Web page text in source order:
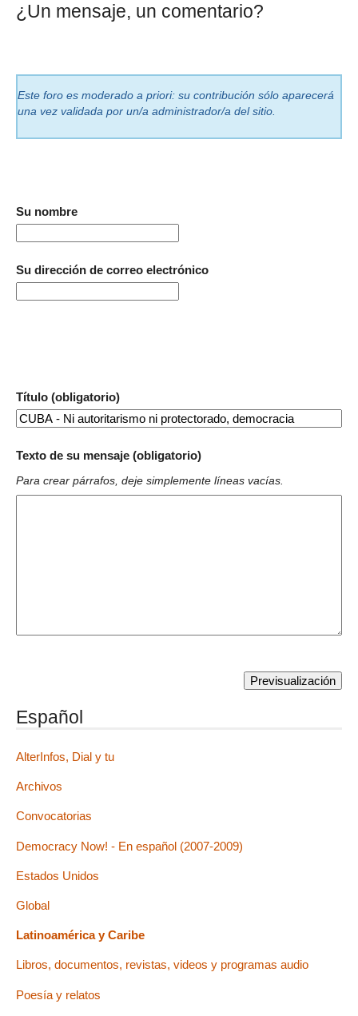
¿Un mensaje, un comentario?
Este foro es moderado a priori: su contribución sólo aparecerá
una vez validada por un/a administrador/a del sitio.
Su nombre
Su dirección de correo electrónico
Título (obligatorio)
Texto de su mensaje (obligatorio)
Para crear párrafos, deje simplemente líneas vacías.
Español
AlterInfos, Dial y tu
Archivos
Convocatorias
Democracy Now! - En español (2007-2009)
Estados Unidos
Global
Latinoamérica y Caribe
Libros, documentos, revistas, videos y programas audio
Poesía y relatos